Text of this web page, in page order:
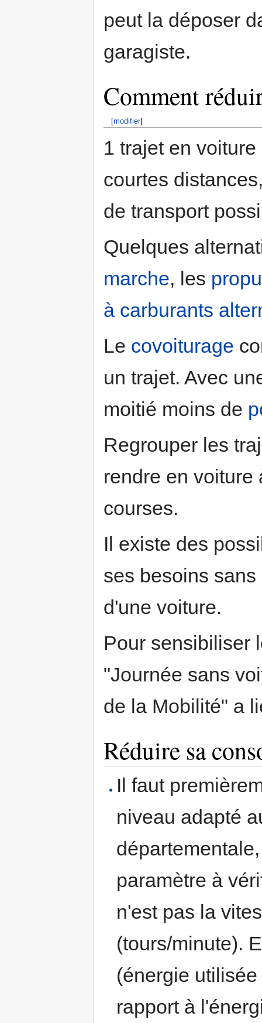
peut la déposer
garagiste.
Comment
[modifier]
1 trajet en
courtes
de transport
Quelques
marche, les
à carburants
Le covoiturage
un trajet. Avec
moitié moins de
Regrouper les
rendre en voiture
courses.
Il existe des
ses besoins
d'une voiture.
Pour sensibiliser
"Journée sans
de la Mobilité" a
Réduire sa
Il faut
niveau adapté
paramètre à
n'est pas la
(tours/minute).
(énergie
rapport à